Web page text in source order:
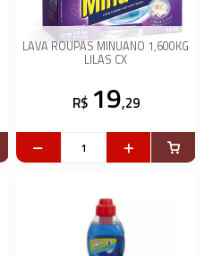
LAVA ROUPAS MINUANO 1,600KG
LILAS CX
R$ 19,29